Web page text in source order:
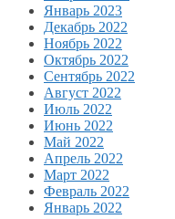
Январь 2023
Декабрь 2022
Ноябрь 2022
Октябрь 2022
Сентябрь 2022
Август 2022
Июль 2022
Июнь 2022
Май 2022
Апрель 2022
Март 2022
Февраль 2022
Январь 2022